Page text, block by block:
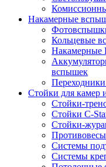
Накамерные
Кольцевые
Накамерные
вспышек
Стойки для камер
Стойки-
Стойки C-
Стойки-
Противовесы
Системы
Системы